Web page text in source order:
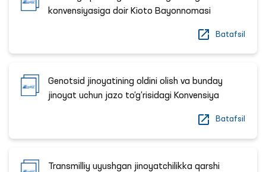
konvensiyasiga doir Kioto Bayonnomasi
Batafsil
Genotsid jinoyatining oldini olish va bunday
jinoyat uchun jazo to‘g‘risidagi Konvensiya
Batafsil
Transmilliy uyushgan jinoyatchilikka qarshi